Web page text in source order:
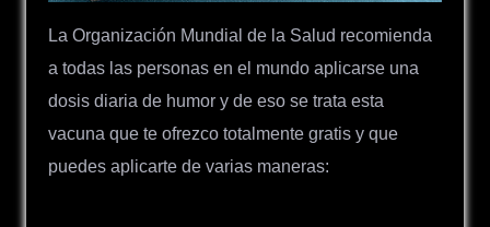
La Organización Mundial de la Salud recomienda
a todas las personas en el mundo aplicarse una
dosis diaria de humor y de eso se trata esta
vacuna que te ofrezco totalmente gratis y que
puedes aplicarte de varias maneras: